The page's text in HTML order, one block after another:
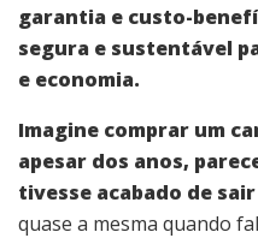
garantia e custo-
segura e sustentável
e economia.
Imagine comprar um
apesar dos anos,
tivesse acabado de
quase a mesma quando